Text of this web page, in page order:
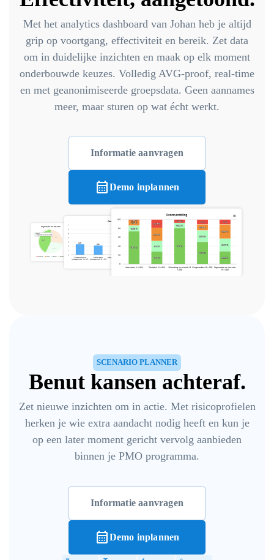
Met het analytics dashboard van Johan heb je altijd
grip op voortgang, effectiviteit en bereik. Zet data
om in duidelijke inzichten en maak op elk moment
onderbouwde keuzes. Volledig AVG-proof, real-time
en met geanonimiseerde groepsdata. Geen aannames
meer, maar sturen op wat écht werkt.
Informatie aanvragen
calendar_monthDemo inplannen
SCENARIO PLANNER
Benut kansen achteraf.
Zet nieuwe inzichten om in actie. Met risicoprofielen
herken je wie extra aandacht nodig heeft en kun je
op een later moment gericht vervolg aanbieden
binnen je PMO programma.
Informatie aanvragen
calendar_monthDemo inplannen